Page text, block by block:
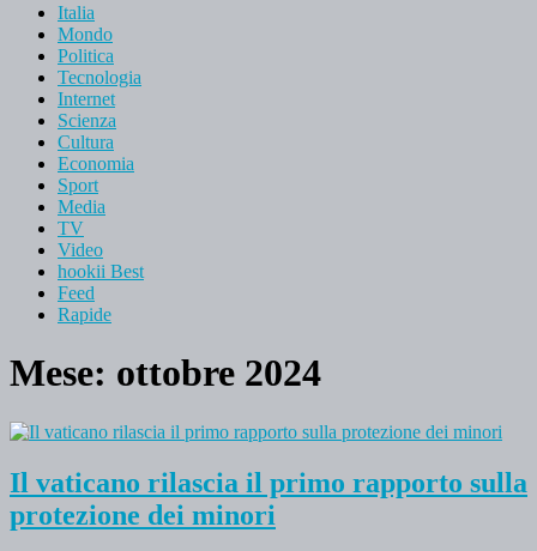
Italia
Mondo
Politica
Tecnologia
Internet
Scienza
Cultura
Economia
Sport
Media
TV
Video
hookii Best
Feed
Rapide
Mese: ottobre 2024
Il vaticano rilascia il primo rapporto sulla
protezione dei minori